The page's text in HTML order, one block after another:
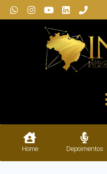
Home Depoimentos